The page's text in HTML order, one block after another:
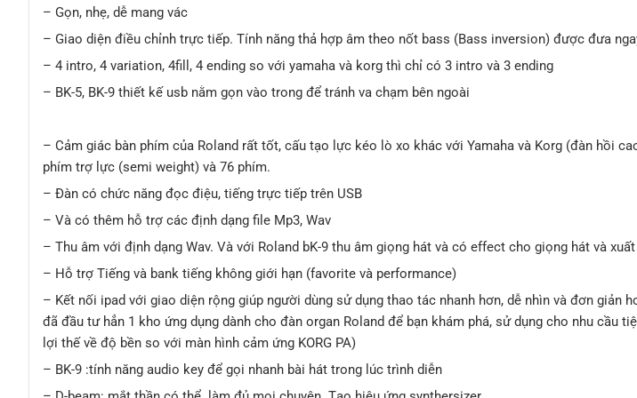
– Gọn, nhẹ, dễ mang vác
– Giao diện điều chỉnh trực tiếp. Tính năng thả hợp âm theo nốt bass (Bass inversion) được đưa
– 4 intro, 4 variation, 4fill, 4 ending so với yamaha và korg thì chỉ có 3 intro và 3 ending
– BK-5, BK-9 thiết kế usb nằm gọn vào trong để tránh va chạm bên ngoài
– Cảm giác bàn phím của Roland rất tốt, cấu tạo lực kéo lò xo khác với Yamaha và Korg (đàn hồi
phím trợ lực (semi weight) và 76 phím.
– Đàn có chức năng đọc điệu, tiếng trực tiếp trên USB
– Và có thêm hỗ trợ các định dạng file Mp3, Wav
– Thu âm với định dạng Wav. Và với Roland bK-9 thu âm giọng hát và có effect cho giọng hát và
– Hỗ trợ Tiếng và bank tiếng không giới hạn (favorite và performance)
– Kết nối ipad với giao diện rộng giúp người dùng sử dụng thao tác nhanh hơn, dễ nhìn và đơn giản
đã đầu tư hẳn 1 kho ứng dụng dành cho đàn organ Roland để bạn khám phá, sử dụng cho nhu cầu
lợi thế về độ bền so với màn hình cảm ứng KORG PA)
– BK-9 :tính năng audio key để gọi nhanh bài hát trong lúc trình diễn